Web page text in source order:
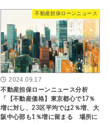
不動産担保ローンニュース
2024.09.17
不動産担保ローンニュース分析
「【不動産価格】東京都心で17％
増に対し、23区平均では2％増、大
阪中心部も1％増に留まる 場所に